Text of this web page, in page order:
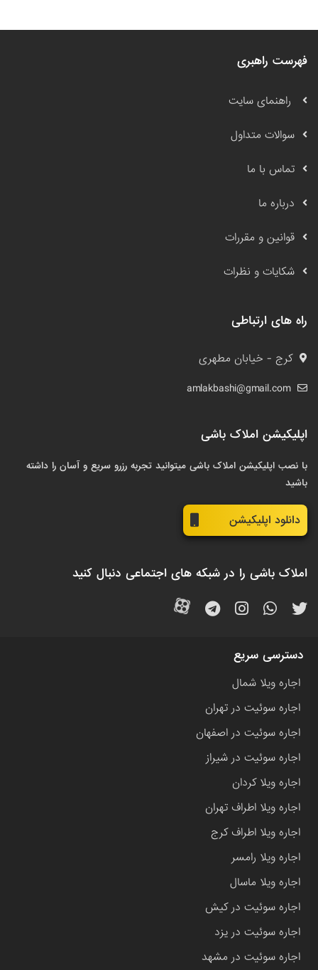
فهرست راهبری
راهنمای سایت
سوالات متداول
تماس با ما
درباره ما
قوانین و مقررات
شکایات و نظرات
راه های ارتباطی
کرج - خیابان مطهری
amlakbashi@gmail.com
اپلیکیشن املاک باشی
با نصب اپلیکیشن املاک باشی میتوانید تجربه رزرو سریع و آسان را داشته
باشید
دانلود اپلیکیشن
املاک باشی را در شبکه های اجتماعی دنبال کنید
دسترسی سریع
اجاره ویلا شمال
اجاره سوئیت در تهران
اجاره سوئیت در اصفهان
اجاره سوئیت در شیراز
اجاره ویلا کردان
اجاره ویلا اطراف تهران
اجاره ویلا اطراف کرج
اجاره ویلا رامسر
اجاره ویلا ماسال
اجاره سوئیت در کیش
اجاره سوئیت در یزد
اجاره سوئیت در مشهد